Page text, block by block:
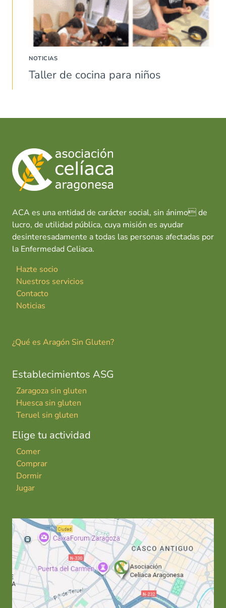
NOTICIAS
Taller de cocina para niños
ACA es una entidad de carácter social, sin ánimo de
lucro, de utilidad pública, cuya misión es ayudar
desinteresadamente a todas las personas afectadas por
la Enfermedad Celiaca.
Hazte socio
Nuestros servicios
Contacto
Noticias
¿Qué es Aragón Sin Gluten?
Establecimientos ASG
Zaragoza sin gluten
Huesca sin gluten
Teruel sin gluten
Elige tu actividad
Comer
Comprar
Dormir
Jugar